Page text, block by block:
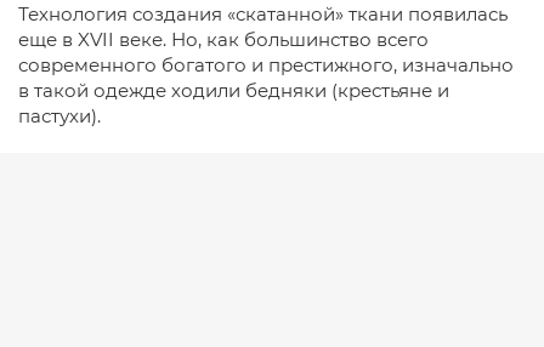
Технология создания «скатанной» ткани появилась
еще в XVII веке. Но, как большинство всего
современного богатого и престижного, изначально
в такой одежде ходили бедняки (крестьяне и
пастухи).